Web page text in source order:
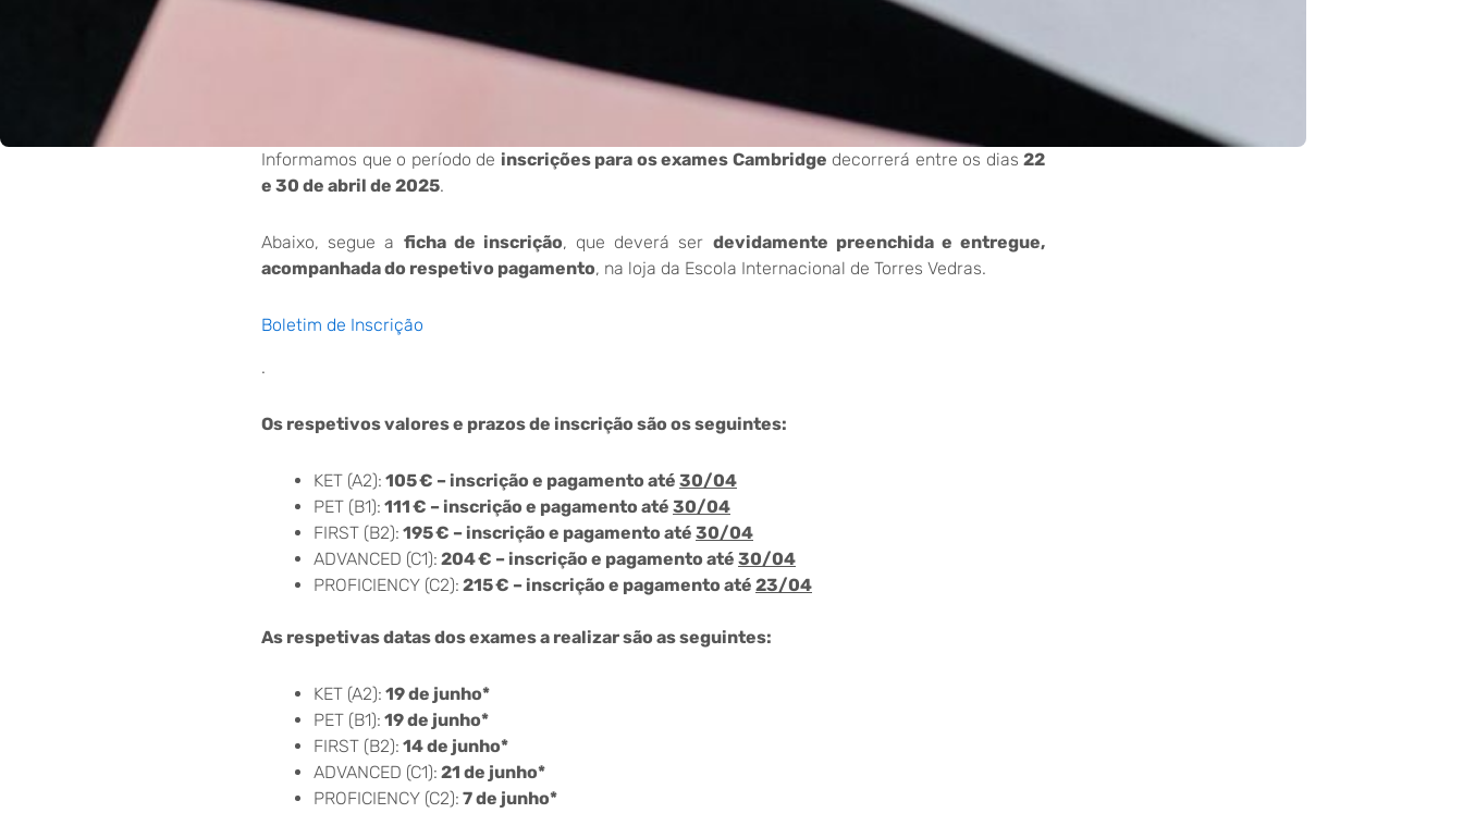
Informamos que o período de inscrições para os exames Cambridge decorrerá entre os dias 22
e 30 de abril de 2025.
Abaixo, segue a ficha de inscrição, que deverá ser devidamente preenchida e entregue,
acompanhada do respetivo pagamento, na loja da Escola Internacional de Torres Vedras.
Boletim de Inscrição
.
Os respetivos valores e prazos de inscrição são os seguintes:
KET (A2): 105 € – inscrição e pagamento até 30/04
PET (B1): 111 € – inscrição e pagamento até 30/04
FIRST (B2): 195 € – inscrição e pagamento até 30/04
ADVANCED (C1): 204 € – inscrição e pagamento até 30/04
PROFICIENCY (C2): 215 € – inscrição e pagamento até 23/04
As respetivas datas dos exames a realizar são as seguintes:
KET (A2): 19 de junho*
PET (B1): 19 de junho*
FIRST (B2): 14 de junho*
ADVANCED (C1): 21 de junho*
PROFICIENCY (C2): 7 de junho*